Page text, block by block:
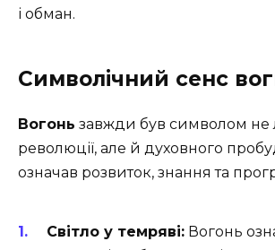
і обман.
Символічний сенс
Вогонь завжди був символом не
революції, але й духовного
означав розвиток, знання та
Світло у темряві: Вогонь